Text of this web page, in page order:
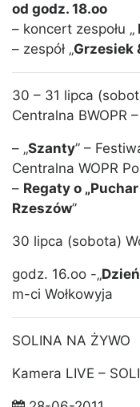
od godz. 18.oo
– koncert zespołu „
– zespół „Grzesiek
30 – 31 lipca
Centralna BWOPR
– „Szanty” –
Centralna WOPR
– Regaty o
Rzeszów”
30 lipca (sobota)
godz. 16.oo -„
m-ci Wołkowyja
SOLINA NA ŻYWO
Kamera LIVE –